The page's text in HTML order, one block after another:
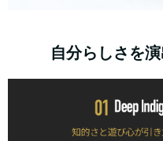
自分らしさを